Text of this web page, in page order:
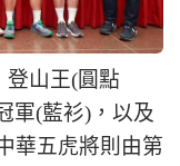
登山王(圓點
軍(藍衫)，以及
華五虎將則由第